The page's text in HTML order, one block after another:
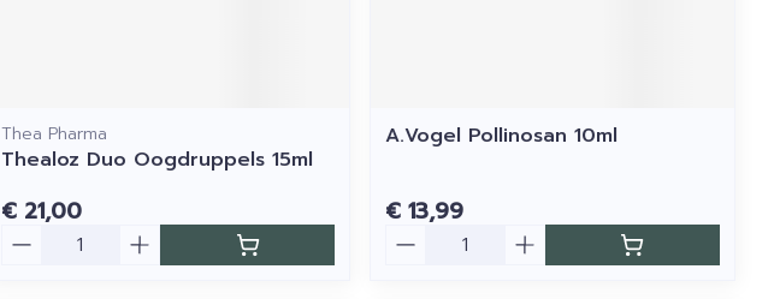
Thea Pharma
Thealoz Duo Oogdruppels 15ml
€ 21,00
A.Vogel Pollinosan 10ml
€ 13,99